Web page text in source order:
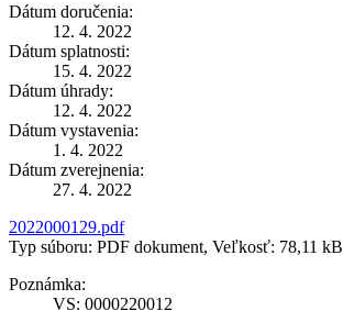
Dátum doručenia:
12. 4. 2022
Dátum splatnosti:
15. 4. 2022
Dátum úhrady:
12. 4. 2022
Dátum vystavenia:
1. 4. 2022
Dátum zverejnenia:
27. 4. 2022
2022000129.pdf
Typ súboru: PDF dokument, Veľkosť: 78,11 kB
Poznámka:
VS: 0000220012